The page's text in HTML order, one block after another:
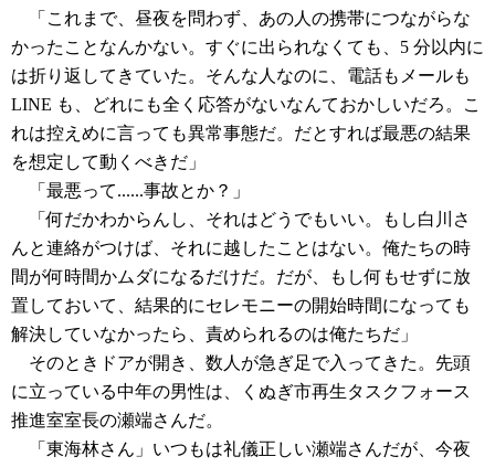
「これまで、昼夜を問わず、あの人の携帯につながらな
かったことなんかない。すぐに出られなくても、5 分以内に
は折り返してきていた。そんな人なのに、電話もメールも
LINE も、どれにも全く応答がないなんておかしいだろ。こ
れは控えめに言っても異常事態だ。だとすれば最悪の結果
を想定して動くべきだ」
「最悪って......事故とか？」
「何だかわからんし、それはどうでもいい。もし白川さ
んと連絡がつけば、それに越したことはない。俺たちの時
間が何時間かムダになるだけだ。だが、もし何もせずに放
置しておいて、結果的にセレモニーの開始時間になっても
解決していなかったら、責められるのは俺たちだ」
そのときドアが開き、数人が急ぎ足で入ってきた。先頭
に立っている中年の男性は、くぬぎ市再生タスクフォース
推進室室長の瀬端さんだ。
「東海林さん」いつもは礼儀正しい瀬端さんだが、今夜